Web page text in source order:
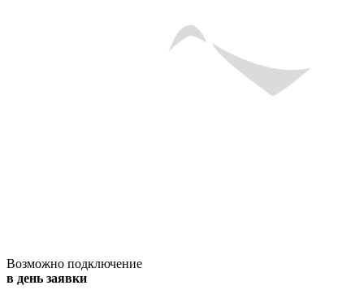
Возможно подключение
в день заявки